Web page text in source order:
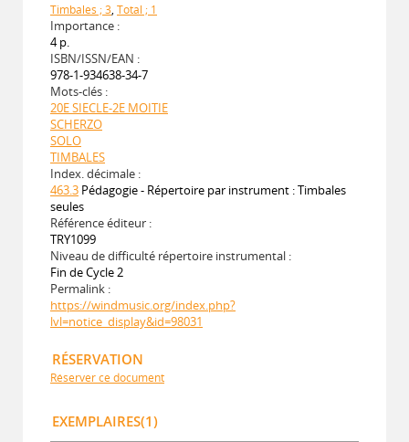
Timbales ; 3, Total ; 1
Importance :
4 p.
ISBN/ISSN/EAN :
978-1-934638-34-7
Mots-clés :
20E SIECLE-2E MOITIE
SCHERZO
SOLO
TIMBALES
Index. décimale :
463.3 Pédagogie - Répertoire par instrument : Timbales
seules
Référence éditeur :
TRY1099
Niveau de difficulté répertoire instrumental :
Fin de Cycle 2
Permalink :
https://windmusic.org/index.php?
lvl=notice_display&id=98031
RÉSERVATION
Réserver ce document
EXEMPLAIRES(1)